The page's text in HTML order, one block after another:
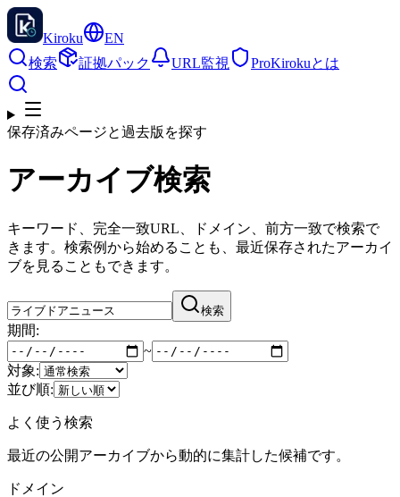
Kiroku
EN
検索
証拠パック URL監視 ProKirokuとは
保存済みページと過去版を探す
アーカイブ検索
キーワード、完全一致URL、ドメイン、前方一致で検索で
きます。検索例から始めることも、最近保存されたアーカイ
ブを見ることもできます。
検索
期間:
~
対象:
並び順:
よく使う検索
最近の公開アーカイブから動的に集計した候補です。
ドメイン